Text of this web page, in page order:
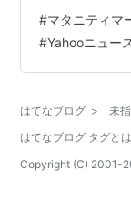
移動できてい
していました
く、何かあっ
出来なくて辛い
間に世でいう
#マタニティマ
#Yahooニュー
はてなブログ > 未
はてなブログ タグとは
Copyright (C) 2001-